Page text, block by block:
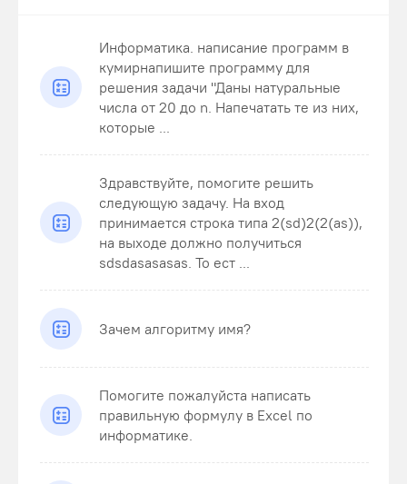
Информатика. написание программ в
кумирнапишите программу для
решения задачи "Даны натуральные
числа от 20 до n. Напечатать те из них,
которые ...
Здравствуйте, помогите решить
следующую задачу. На вход
принимается строка типа 2(sd)2(2(as)),
на выходе должно получиться
sdsdasasasas. То ест ...
Зачем алгоритму имя?
Помогите пожалуйста написать
правильную формулу в Excel по
информатике.